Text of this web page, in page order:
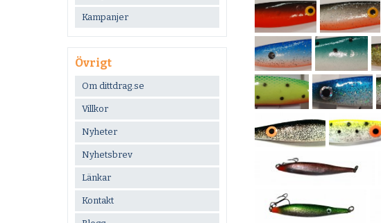
Kampanjer
Övrigt
Om dittdrag.se
Villkor
Nyheter
Nyhetsbrev
Länkar
Kontakt